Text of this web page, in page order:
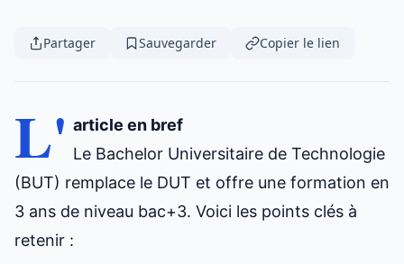
Partager Sauvegarder Copier le lien
L' article en bref
Le Bachelor Universitaire de Technologie
(BUT) remplace le DUT et offre une formation en
3 ans de niveau bac+3. Voici les points clés à
retenir :